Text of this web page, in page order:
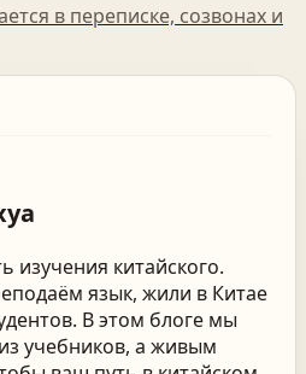
в переписке, созвонах и
китайского.
язык, жили в Китае
В этом блоге мы
учебников, а живым